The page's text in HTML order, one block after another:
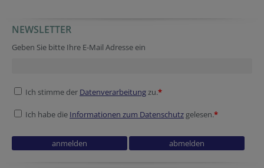
NEWSLETTER
Geben Sie bitte Ihre E-Mail Adresse ein
Ich stimme der Datenverarbeitungzu.*
Ich habe die Informationen zum Datenschutz gelesen.*